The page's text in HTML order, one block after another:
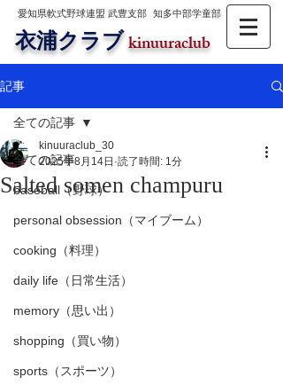
衣浦クラブkinuuraclub
知多中部学童部
愛知県軟式野球連盟 武豊支部
記事
全ての記事
baseball（野球）
personal obsession（マイブーム）
cooking（料理）
daily life（日常生活）
memory（思い出）
shopping（買い物）
sports（スポーツ）
全ての記事
Salted somen champuru
kinuuraclub_30
2025年8月14日 読了時間: 1分